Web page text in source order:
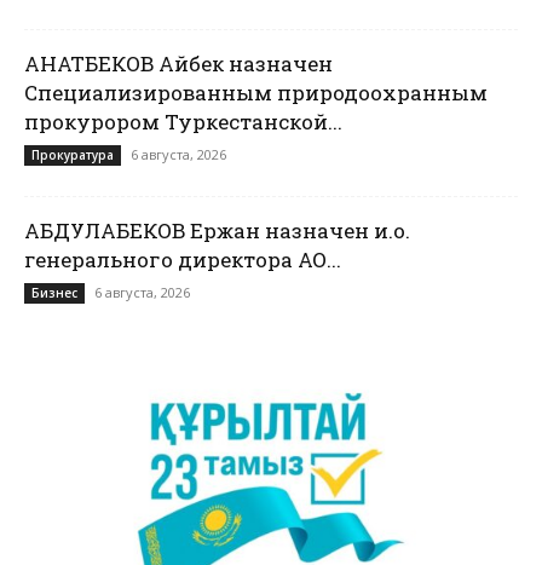
ҚАНАТБЕКОВ Айбек назначен
Специализированным природоохранным
прокурором Туркестанской...
Прокуратура 6 августа, 2026
АБДУЛАБЕКОВ Ержан назначен и.о.
генерального директора АО...
Бизнес 6 августа, 2026